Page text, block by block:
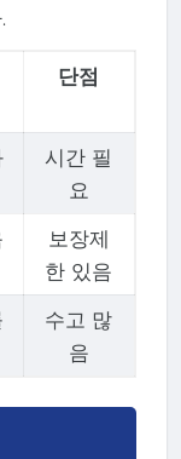
단점
시간 필
요
보장제
한 있음
수고 많
음